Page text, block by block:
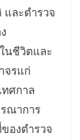
ละตำรวจ
นชีวิตและ
จรแก่
ศกาล
ณาการ
องตำรวจ